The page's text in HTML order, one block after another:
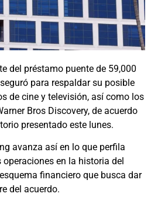
del préstamo puente de 59,000
para respaldar su posible
de cine y televisión, así como los
Bros Discovery, de acuerdo
presentado este lunes.
avanza así en lo que perfila
en la historia del
financiero que busca dar
del acuerdo.